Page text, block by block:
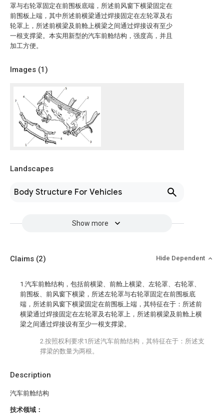
罩与右轮罩固定在前围板底端，所述前风窗下横梁固定在
前围板上端，其中所述前横梁通过焊接固定在左轮罩及右
轮罩上，所述前横梁及前舱上横梁之间通过焊接设有至少
一根支撑梁。本实用新型的汽车前舱结构，强度高，并且
加工方便。
Images (1)
Landscapes
Body Structure For Vehicles
Show more
Description
汽车前舱结构
技术领域：
Claims (2) Hide Dependent
1.汽车前舱结构，包括前横梁、前舱上横梁、左轮罩、右轮罩、
前围板、前风窗下横梁，所述左轮罩与右轮罩固定在前围板底
端，所述前风窗下横梁固定在前围板上端，其特征在于：所述前
横梁通过焊接固定在左轮罩及右轮罩上，所述前横梁及前舱上横
梁之间通过焊接设有至少一根支撑梁。
2.按照权利要求1所述汽车前舱结构，其特征在于：所述支
撑梁的数量为两根。